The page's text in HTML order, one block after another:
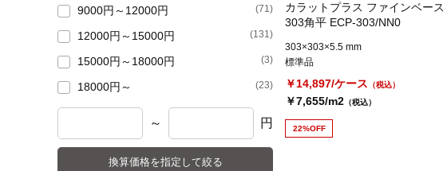
9000円～12000円 (71)
12000円～15000円 (131)
15000円～18000円 (3)
18000円～ (23)
～ 円
換算価格を指定して絞る
カラットプラス ファインベース
303角平 ECP-303/NN0
303×303×5.5 mm
標準品
￥14,897/ケース （税込）
￥7,655/m2 （税込）
22%OFF